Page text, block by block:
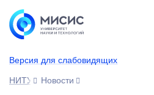
Версия для слабовидящих
НИТУ МИСИС
Новости